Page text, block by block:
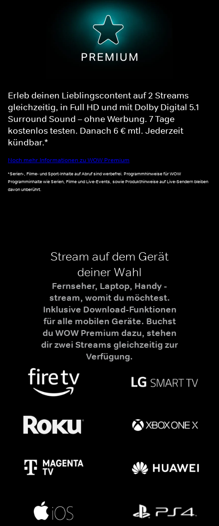
Erleb deinen Lieblingscontent auf 2 Streams
gleichzeitig, in Full HD und mit Dolby Digital 5.1
Surround Sound – ohne Werbung. 7 Tage
kostenlos testen. Danach 6 € mtl. Jederzeit
kündbar.*
Noch mehr Informationen zu WOW Premium
*Serien-, Filme- und Sport-Inhalte auf Abruf sind werbefrei. Programmhinweise für WOW
Programminhalte wie Serien, Filme und Live-Events, sowie Produkthinweise auf Live-Sendern bleiben
davon unberührt.
Stream auf dem Gerät
deiner Wahl
Fernseher, Laptop, Handy -
stream, womit du möchtest.
Inklusive Download-Funktionen
für alle mobilen Geräte. Buchst
du WOW Premium dazu, stehen
dir zwei Streams gleichzeitig zur
Verfügung.